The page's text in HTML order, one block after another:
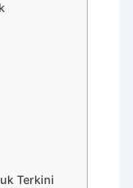
Terkini